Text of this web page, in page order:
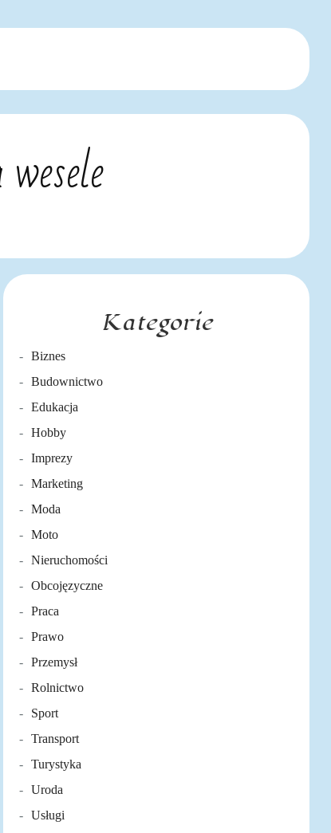
Kategorie
Biznes
Budownictwo
Edukacja
Hobby
Imprezy
Marketing
Moda
Moto
Nieruchomości
Obcojęzyczne
Praca
Prawo
Przemysł
Rolnictwo
Sport
Transport
Turystyka
Uroda
Usługi